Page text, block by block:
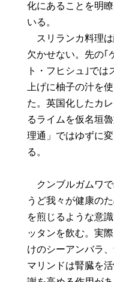
化にあることを明
いる。
スリランカ料理
欠かせない。先の｢
ト・フヒシュ｣では
上げに柚子の汁を
た。英国化したカ
るライムを仮名垣
理通」ではゆずに
る。
クンブルガムワで
うど我々が健康の
を煎じるような意
ッタンを飲む。実
けのシーアンバラ
マリンドは腎臓を